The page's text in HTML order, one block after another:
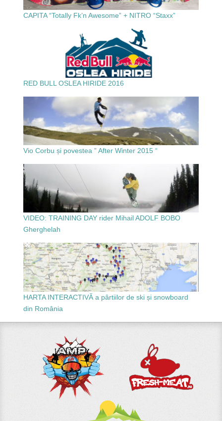
CAPITA “Totally Fk’n Awesome” + NITRO “Staxx”
RED BULL OSLEA HIRIDE 2016
Vio Corbu și povestea ” After Winter 2015 “
VIDEO: TRAINING DAY rider Mihail ADOLF BOBO
Gherghelah
HARTA INTERACTIVĂ a pârtiilor de ski și snowboard
din România